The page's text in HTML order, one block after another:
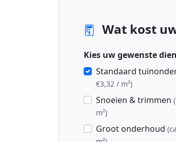
Wat kost
Kies uw gewenste
Standaard
€3,32 / m²)
Snoeien & trimmen
m²)
Groot onderhoud